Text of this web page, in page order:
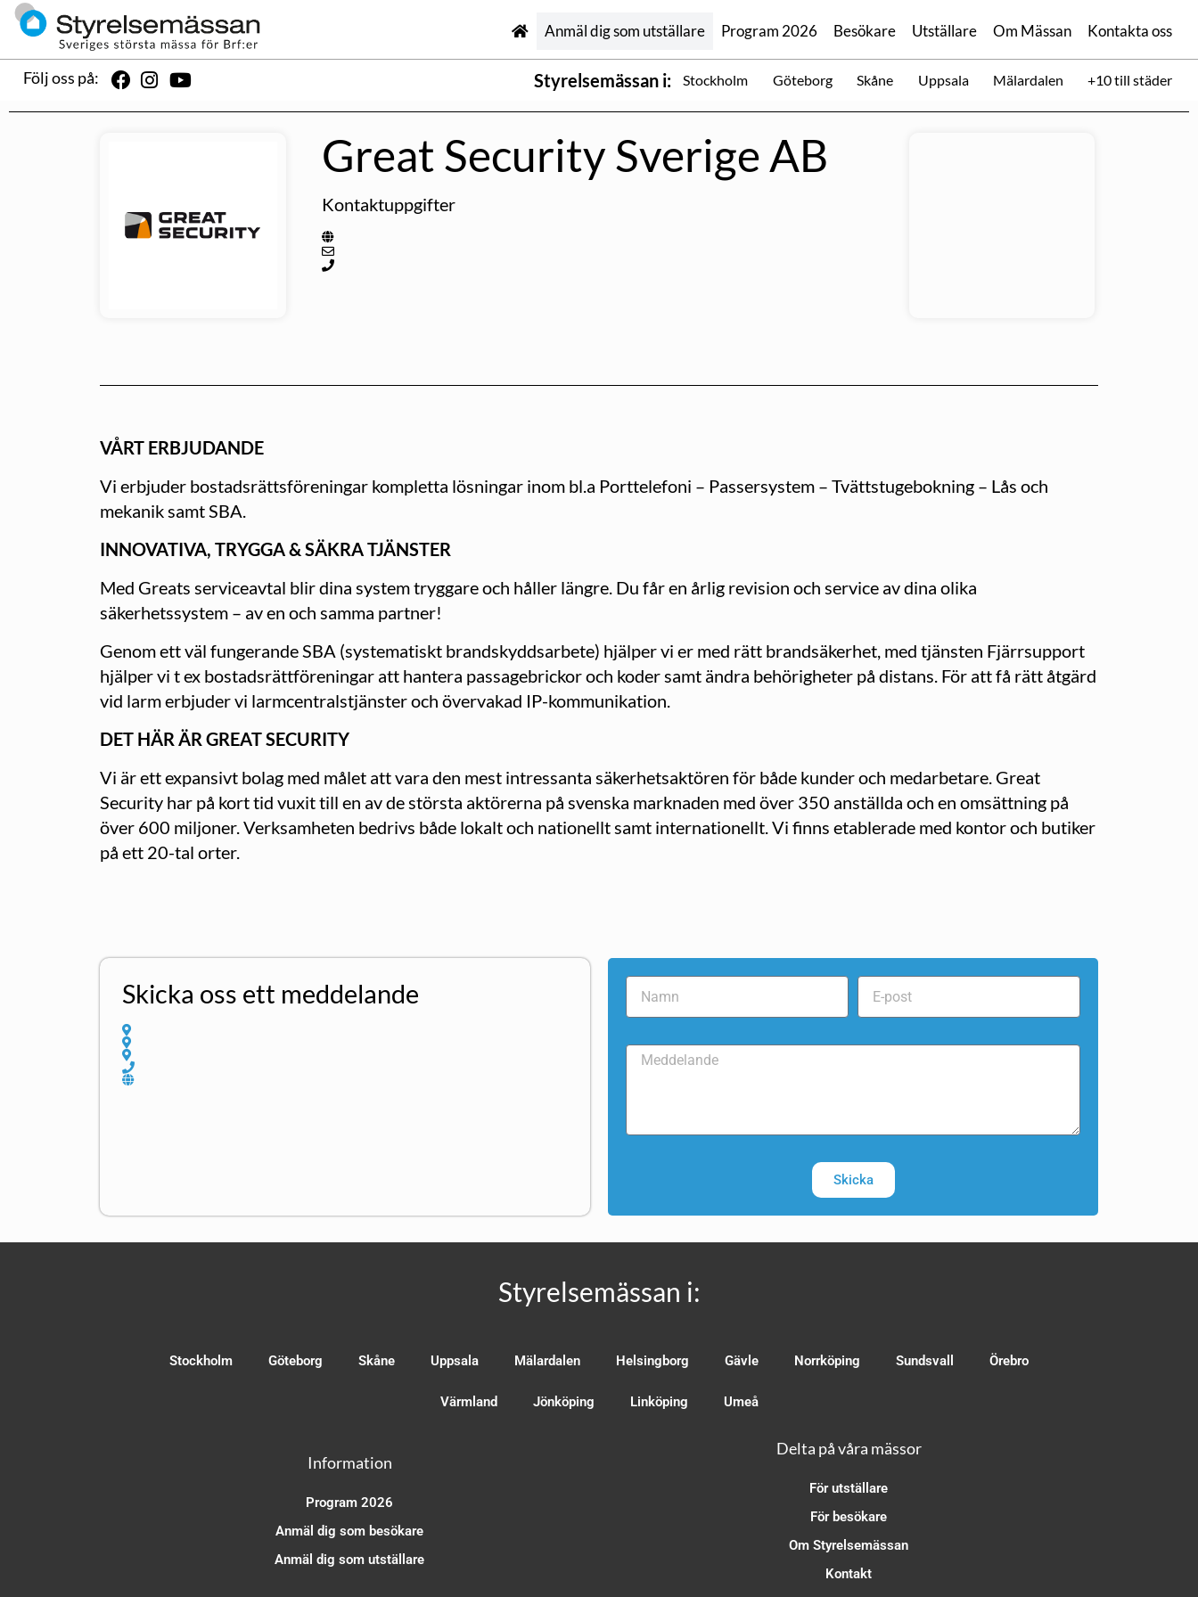
Anmäl dig som utställare Program 2026 Besökare Utställare Om Mässan Kontakta oss
Följ oss på: Styrelsemässan i: Stockholm Göteborg Skåne Uppsala Mälardalen +10 till städer
Great Security Sverige AB
Kontaktuppgifter
VÅRT ERBJUDANDE
Vi erbjuder bostadsrättsföreningar kompletta lösningar inom bl.a Porttelefoni – Passersystem – Tvättstugebokning – Lås och
mekanik samt SBA.
INNOVATIVA, TRYGGA & SÄKRA TJÄNSTER
Med Greats serviceavtal blir dina system tryggare och håller längre. Du får en årlig revision och service av dina olika
säkerhetssystem – av en och samma partner!
Genom ett väl fungerande SBA (systematiskt brandskyddsarbete) hjälper vi er med rätt brandsäkerhet, med tjänsten Fjärrsupport
hjälper vi t ex bostadsrättföreningar att hantera passagebrickor och koder samt ändra behörigheter på distans. För att få rätt åtgärd
vid larm erbjuder vi larmcentralstjänster och övervakad IP-kommunikation.
DET HÄR ÄR GREAT SECURITY
Vi är ett expansivt bolag med målet att vara den mest intressanta säkerhetsaktören för både kunder och medarbetare. Great
Security har på kort tid vuxit till en av de största aktörerna på svenska marknaden med över 350 anställda och en omsättning på
över 600 miljoner. Verksamheten bedrivs både lokalt och nationellt samt internationellt. Vi finns etablerade med kontor och butiker
på ett 20-tal orter.
Skicka oss ett meddelande
Skicka
Styrelsemässan i:
Stockholm Göteborg Skåne Uppsala Mälardalen Helsingborg Gävle Norrköping Sundsvall Örebro
Värmland Jönköping Linköping Umeå
Information
Program 2026
Anmäl dig som besökare
Anmäl dig som utställare
Delta på våra mässor
För utställare
För besökare
Om Styrelsemässan
Kontakt